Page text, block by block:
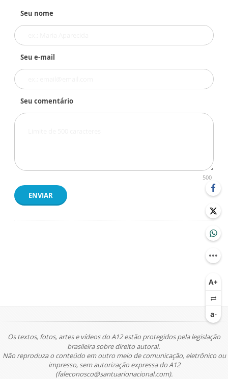
Seu nome
Seu e-mail
Seu comentário
500
ENVIAR
Os textos, fotos, artes e vídeos do A12 estão protegidos pela legislação
brasileira sobre direito autoral.
Não reproduza o conteúdo em outro meio de comunicação, eletrônico ou
impresso, sem autorização expressa do A12
(faleconosco@santuarionacional.com).